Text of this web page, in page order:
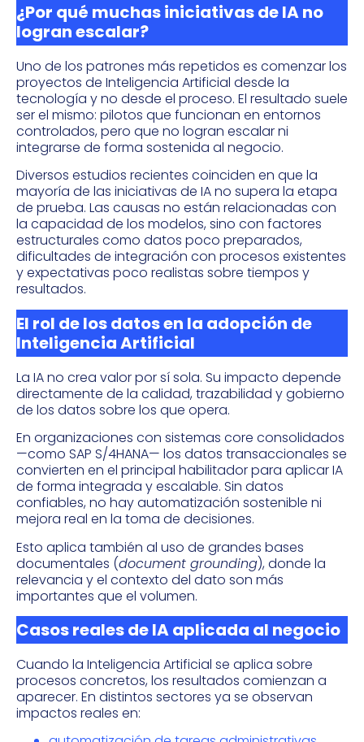
¿Por qué muchas iniciativas de IA no
logran escalar?
Uno de los patrones más repetidos es comenzar los
proyectos de Inteligencia Artificial desde la
tecnología y no desde el proceso. El resultado suele
ser el mismo: pilotos que funcionan en entornos
controlados, pero que no logran escalar ni
integrarse de forma sostenida al negocio.
Diversos estudios recientes coinciden en que la
mayoría de las iniciativas de IA no supera la etapa
de prueba. Las causas no están relacionadas con
la capacidad de los modelos, sino con factores
estructurales como datos poco preparados,
dificultades de integración con procesos existentes
y expectativas poco realistas sobre tiempos y
resultados.
El rol de los datos en la adopción de
Inteligencia Artificial
La IA no crea valor por sí sola. Su impacto depende
directamente de la calidad, trazabilidad y gobierno
de los datos sobre los que opera.
En organizaciones con sistemas core consolidados
—como SAP S/4HANA— los datos transaccionales se
convierten en el principal habilitador para aplicar IA
de forma integrada y escalable. Sin datos
confiables, no hay automatización sostenible ni
mejora real en la toma de decisiones.
Esto aplica también al uso de grandes bases
documentales (document grounding), donde la
relevancia y el contexto del dato son más
importantes que el volumen.
Casos reales de IA aplicada al negocio
Cuando la Inteligencia Artificial se aplica sobre
procesos concretos, los resultados comienzan a
aparecer. En distintos sectores ya se observan
impactos reales en: